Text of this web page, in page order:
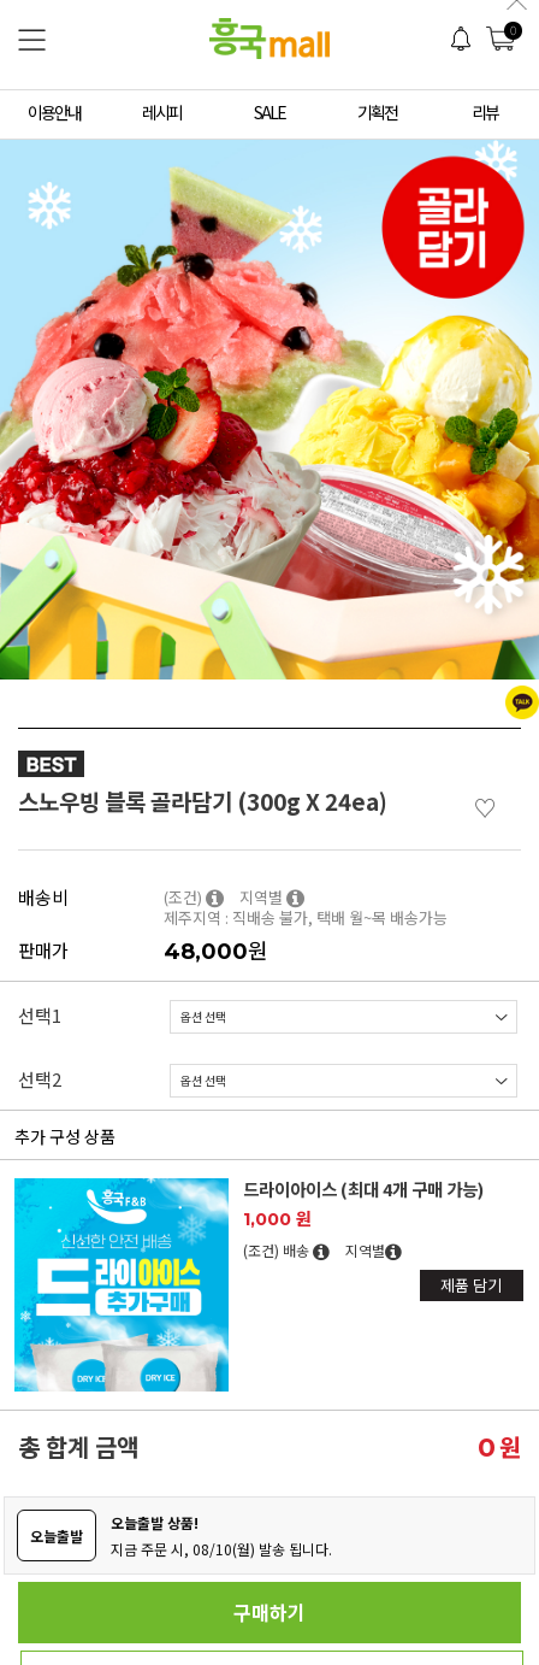
0
이용안내 레시피 SALE 기획전 리뷰
스노우빙 블록 골라담기 (300g X 24ea) ♡
배송비 (조건)
지역별
제주지역 : 직배송 불가, 택배 월~목 배송가능
판매가 48,000원
선택1
선택2
추가 구성 상품
드라이아이스 (최대 4개 구매 가능)
1,000 원
(조건) 배송 지역별
제품 담기
총 합계 금액 0원
오늘출발
오늘출발 상품!
지금 주문 시, 08/10(월) 발송 됩니다.
구매하기